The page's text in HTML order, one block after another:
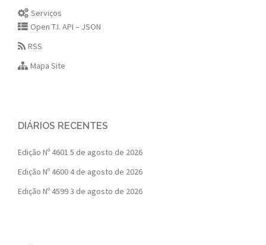
Serviços
Open T.I. API – JSON
RSS
Mapa Site
DIÁRIOS RECENTES
Edição Nº 4601 5 de agosto de 2026
Edição Nº 4600 4 de agosto de 2026
Edição Nº 45993 de agosto de 2026